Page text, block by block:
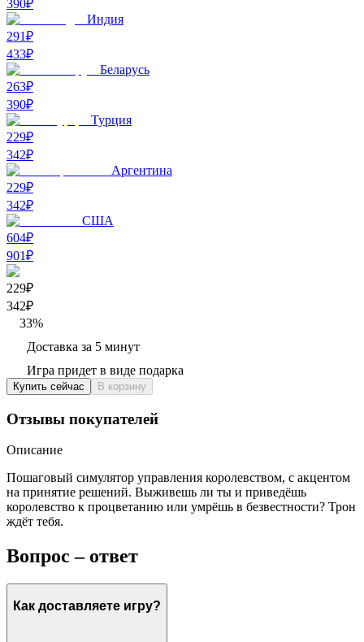
390₽
Индия
291₽
433₽
Беларусь
263₽
390₽
Турция
229₽
342₽
Аргентина
229₽
342₽
США
604₽
901₽
229₽
342₽
33%
Доставка за 5 минут
Игра придет в виде подарка
Купить сейчас В корзину
Отзывы покупателей
Описание
Пошаговый симулятор управления королевством, с акцентом
на принятие решений. Выживешь ли ты и приведёшь
королевство к процветанию или умрёшь в безвестности? Трон
ждёт тебя.
Вопрос – ответ
Как доставляете игру?